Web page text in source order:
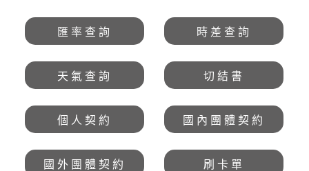
匯率查詢 時差查詢
天氣查詢 切結書
個人契約 國內團體契約
國外團體契約 刷卡單